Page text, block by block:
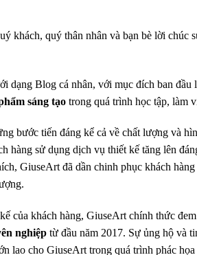
khách, quý thân nhân và bạn bè lời chúc
dạng Blog cá nhân, với mục đích ban đầu
sáng tạo trong quá trình học tập, làm
bước tiến đáng kể cả về chất lượng và
hàng sử dụng dịch vụ thiết kế tăng lên
GiuseArt đã dần chinh phục khách
của khách hàng, GiuseArt chính thức
nghiệp từ đầu năm 2017. Sự ủng hộ và
lao cho GiuseArt trong quá trình phác